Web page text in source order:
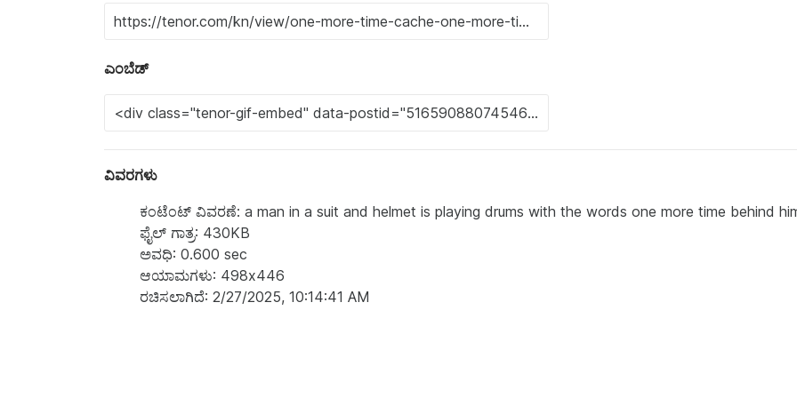
ಎಂಬೆಡ್
ವಿವರಗಳು
ಕಂಟೆಂಟ್‌ ವಿವರಣೆ: a man in a suit and helmet is playing drums with the words one more time behind
ಫೈಲ್ ಗಾತ್ರ: 430KB
ಅವಧಿ: 0.600 sec
ಆಯಾಮಗಳು: 498x446
ರಚಿಸಲಾಗಿದೆ: 2/27/2025, 10:14:41 AM